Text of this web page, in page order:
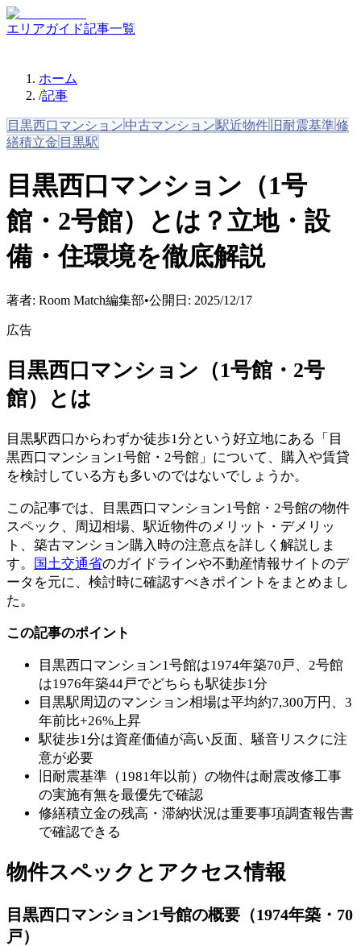
エリアガイド記事一覧
ホーム
/記事
目黒西口マンション 中古マンション駅近物件 旧耐震基準修
繕積立金 目黒駅
目黒西口マンション（1号
館・2号館）とは？立地・設
備・住環境を徹底解説
著者: Room Match編集部•公開日: 2025/12/17
広告
目黒西口マンション（1号館・2号
館）とは
目黒駅西口からわずか徒歩1分という好立地にある「目
黒西口マンション1号館・2号館」について、購入や賃貸
を検討している方も多いのではないでしょうか。
この記事では、目黒西口マンション1号館・2号館の物件
スペック、周辺相場、駅近物件のメリット・デメリッ
ト、築古マンション購入時の注意点を詳しく解説しま
す。
国土交通省のガイドラインや不動産情報サイトのデ
ータを元に、検討時に確認すべきポイントをまとめまし
た。
この記事のポイント
目黒西口マンション1号館は1974年築70戸、2号館
は1976年築44戸でどちらも駅徒歩1分
目黒駅周辺のマンション相場は平均約7,300万円、3
年前比+26%上昇
駅徒歩1分は資産価値が高い反面、騒音リスクに注
意が必要
旧耐震基準（1981年以前）の物件は耐震改修工事
の実施有無を最優先で確認
修繕積立金の残高・滞納状況は重要事項調査報告書
で確認できる
物件スペックとアクセス情報
目黒西口マンション1号館の概要（1974年築・70
戸）